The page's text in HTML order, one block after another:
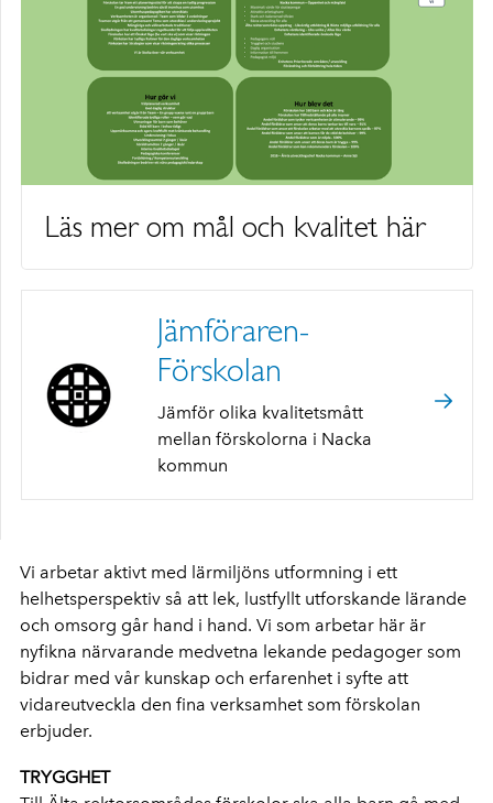
Läs mer om mål och kvalitet här
Jämföraren-
Förskolan
Jämför olika kvalitetsmått
mellan förskolorna i Nacka
kommun
Vi arbetar aktivt med lärmiljöns utformning i ett
helhetsperspektiv så att lek, lustfyllt utforskande lärande
och omsorg går hand i hand. Vi som arbetar här är
nyfikna närvarande medvetna lekande pedagoger som
bidrar med vår kunskap och erfarenhet i syfte att
vidareutveckla den fina verksamhet som förskolan
erbjuder.
TRYGGHET